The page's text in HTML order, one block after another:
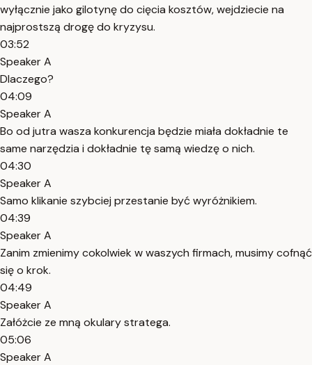
wyłącznie jako gilotynę do cięcia kosztów, wejdziecie na
najprostszą drogę do kryzysu.
03:52
Speaker A
Dlaczego?
04:09
Speaker A
Bo od jutra wasza konkurencja będzie miała dokładnie te
same narzędzia i dokładnie tę samą wiedzę o nich.
04:30
Speaker A
Samo klikanie szybciej przestanie być wyróżnikiem.
04:39
Speaker A
Zanim zmienimy cokolwiek w waszych firmach, musimy cofnąć
się o krok.
04:49
Speaker A
Załóżcie ze mną okulary stratega.
05:06
Speaker A